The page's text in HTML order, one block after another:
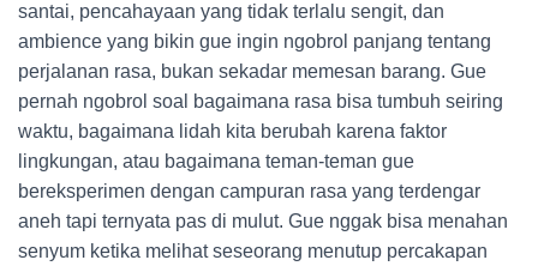
santai, pencahayaan yang tidak terlalu sengit, dan
ambience yang bikin gue ingin ngobrol panjang tentang
perjalanan rasa, bukan sekadar memesan barang. Gue
pernah ngobrol soal bagaimana rasa bisa tumbuh seiring
waktu, bagaimana lidah kita berubah karena faktor
lingkungan, atau bagaimana teman-teman gue
bereksperimen dengan campuran rasa yang terdengar
aneh tapi ternyata pas di mulut. Gue nggak bisa menahan
senyum ketika melihat seseorang menutup percakapan